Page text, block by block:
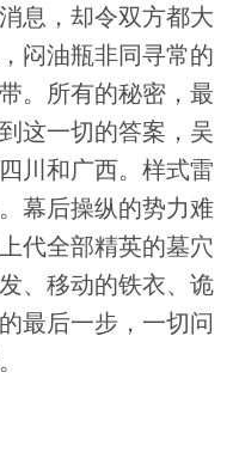
息，却令双方都大
闷油瓶非同寻常的
。所有的秘密，最
这一切的答案，吴
川和广西。样式雷
幕后操纵的势力难
代全部精英的墓穴
、移动的铁衣、诡
最后一步，一切问